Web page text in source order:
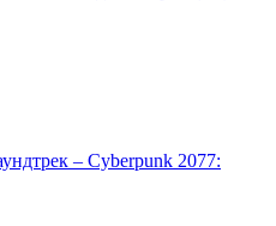
– Cyberpunk 2077: